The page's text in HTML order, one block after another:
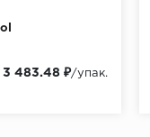
3 483.48 ₽/упак.